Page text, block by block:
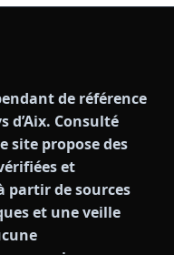
de référence
d’Aix. Consulté
site propose des
et
partir de sources
et une veille